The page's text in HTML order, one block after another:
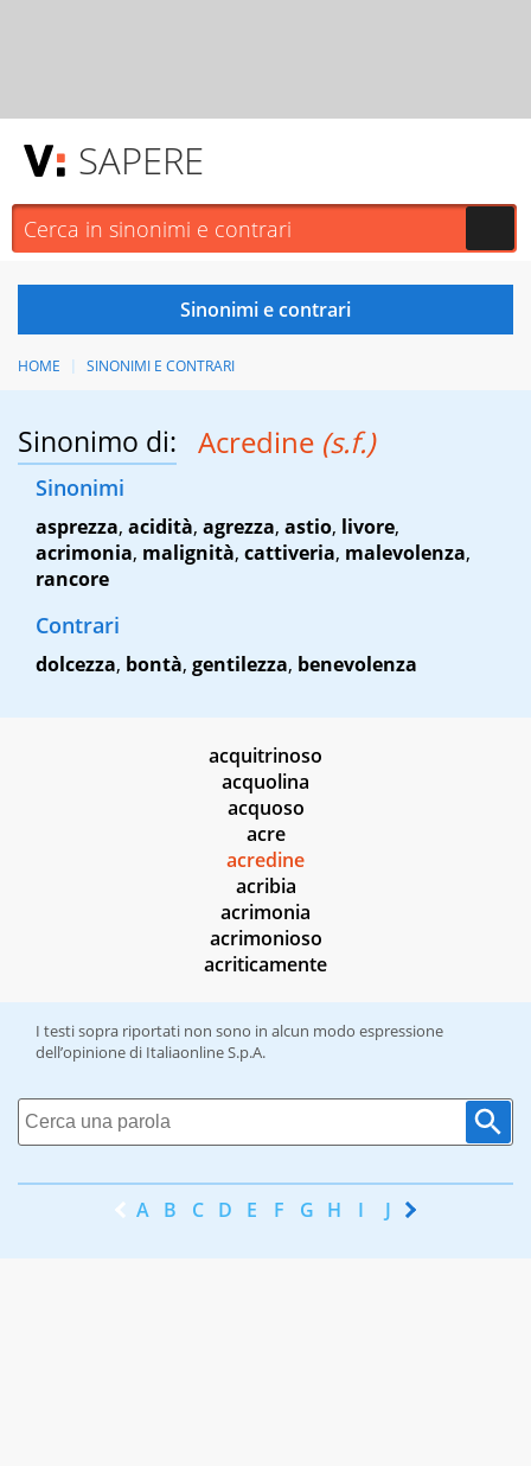
SAPERE
HOME SINONIMI E CONTRARI
Sinonimo di: Acredine (s.f.)
Sinonimi
asprezza, acidità, agrezza, astio, livore,
acrimonia, malignità, cattiveria, malevolenza,
rancore
Contrari
dolcezza, bontà, gentilezza, benevolenza
acquitrinoso
acquolina
acquoso
acre
acredine
acribia
acrimonia
acrimonioso
acriticamente
I testi sopra riportati non sono in alcun modo espressione
dell’opinione di Italiaonline S.p.A.
A B C D E F G H I J K